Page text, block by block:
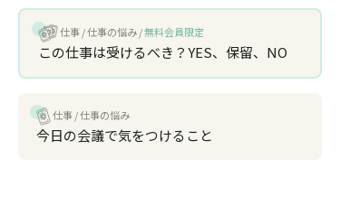
仕事 仕事の悩み 無料会員限定
この仕事は受けるべき？YES、保留、NO
仕事 仕事の悩み
今日の会議で気をつけること